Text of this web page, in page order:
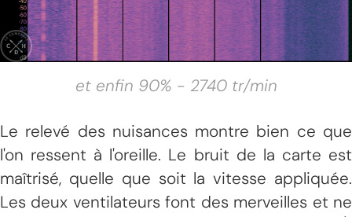
et enfin 90% - 2740 tr/min
Le relevé des nuisances montre bien ce que
l'on ressent à l'oreille. Le bruit de la carte est
maîtrisé, quelle que soit la vitesse appliquée.
Les deux ventilateurs font des merveilles et ne